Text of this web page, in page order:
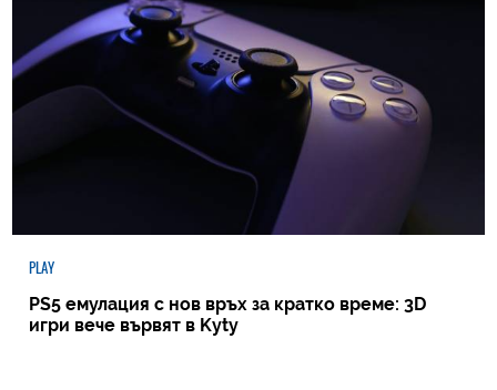
PLAY
PS5 емулация с нов връх за кратко време: 3D
игри вече вървят в Kyty